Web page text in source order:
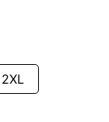
2XL